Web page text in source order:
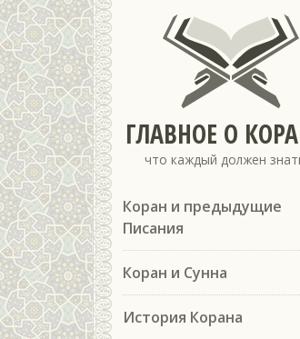
ГЛАВНОЕ О
что каждый должен
Коран и предыдущие
Писания
Коран и Сунна
История Корана